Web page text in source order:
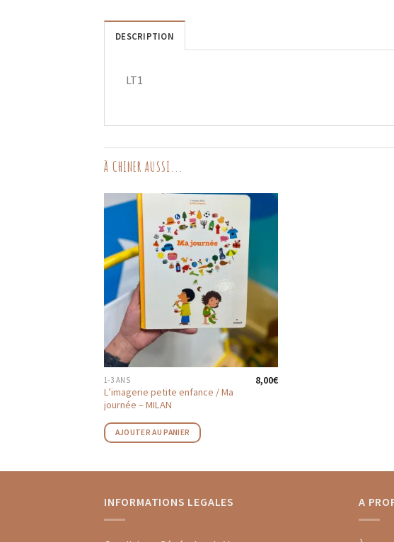
DESCRIPTION
LT1
À CHINER AUSSI...
AJOUTER
AUX
FAVORIS
1-3 ANS
L’imagerie petite enfance / Ma
journée – MILAN
8,00€
AJOUTER AU PANIER
INFORMATIONS LEGALES A